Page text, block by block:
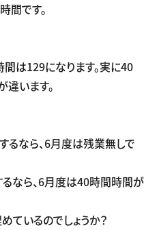
です。
は129になります。実に40
います。
なら、6月度は残業無しで
なら、6月度は40時間時間が
ているのでしょうか？